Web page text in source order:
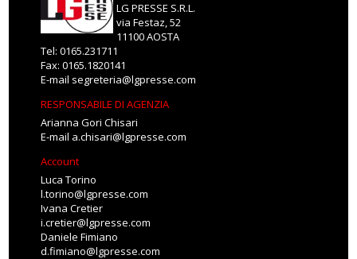
LG PRESSE S.R.L.
via Festaz, 52
11100 AOSTA
Tel: 0165.231711
Fax: 0165.1820141
E-mail segreteria@lgpresse.com
RESPONSABILE DI AGENZIA
Arianna Gori Chisari
E-mail a.chisari@lgpresse.com
Account
Luca Torino
l.torino@lgpresse.com
Ivana Cretier
i.cretier@lgpresse.com
Daniele Fimiano
d.fimiano@lgpresse.com